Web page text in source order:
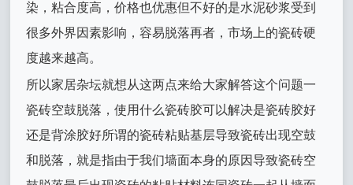
染，粘合度高，价格也优惠但不好的是水泥砂浆受到
很多外界因素影响，容易脱落再者，市场上的瓷砖硬
度越来越高。
所以家居杂坛就想从这两点来给大家解答这个问题一
瓷砖空鼓脱落，使用什么瓷砖胶可以解决是瓷砖胶好
还是背涂胶好所谓的瓷砖粘贴基层导致瓷砖出现空鼓
和脱落，就是指由于我们墙面本身的原因导致瓷砖空